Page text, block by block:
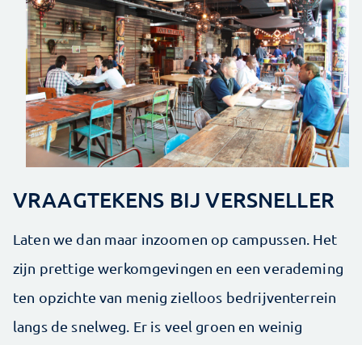
VRAAGTEKENS BIJ VERSNELLER
Laten we dan maar inzoomen op campussen. Het
zijn prettige werkomgevingen en een verademing
ten opzichte van menig zielloos bedrijventerrein
langs de snelweg. Er is veel groen en weinig